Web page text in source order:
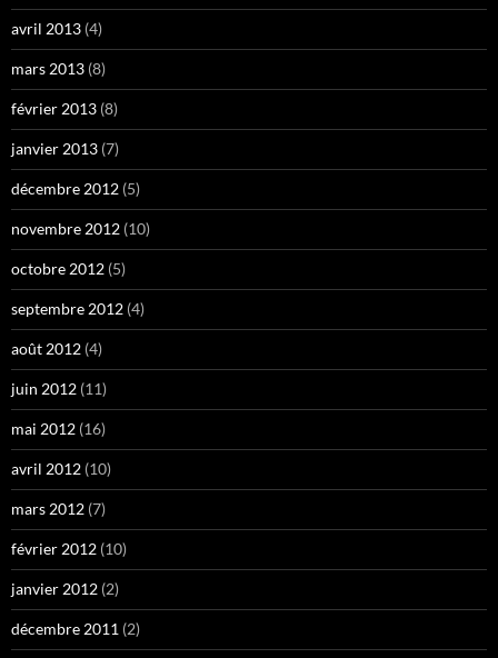
avril 2013 (4)
mars 2013 (8)
février 2013 (8)
janvier 2013 (7)
décembre 2012 (5)
novembre 2012 (10)
octobre 2012 (5)
septembre 2012 (4)
août 2012 (4)
juin 2012 (11)
mai 2012 (16)
avril 2012 (10)
mars 2012 (7)
février 2012 (10)
janvier 2012 (2)
décembre 2011 (2)